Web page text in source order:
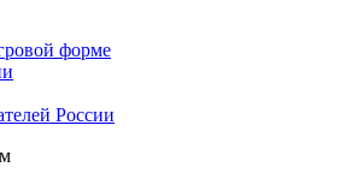
форме
России